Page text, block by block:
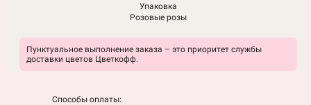
Упаковка
Розовые розы
Пунктуальное выполнение заказа – это приоритет службы
доставки цветов Цветкофф.
Способы оплаты: